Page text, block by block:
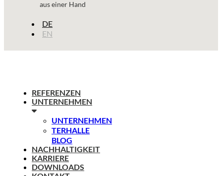
aus einer Hand
DE
EN
REFERENZEN
UNTERNEHMEN
UNTERNEHMEN
TERHALLE
BLOG
NACHHALTIGKEIT
KARRIERE
DOWNLOADS